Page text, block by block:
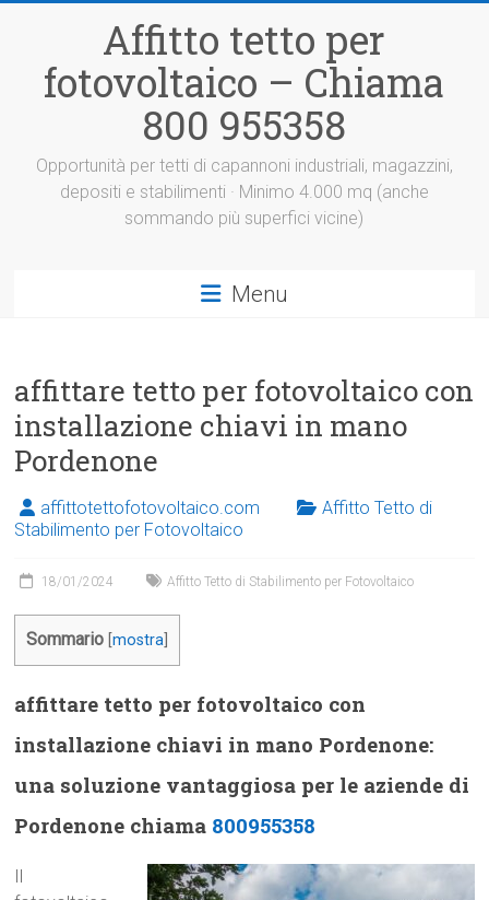
Affitto tetto per
fotovoltaico – Chiama
800 955358
Opportunità per tetti di capannoni industriali, magazzini,
depositi e stabilimenti · Minimo 4.000 mq (anche
sommando più superfici vicine)
Menu
affittare tetto per fotovoltaico con
installazione chiavi in mano
Pordenone
affittotettofotovoltaico.com
Affitto Tetto di
Stabilimento per Fotovoltaico
18/01/2024 Affitto Tetto di Stabilimento per Fotovoltaico
Sommario [mostra
affittare tetto per fotovoltaico con
installazione chiavi in mano Pordenone:
una soluzione vantaggiosa per le aziende di
Pordenone chiama 800955358